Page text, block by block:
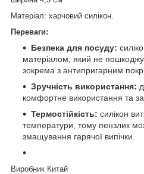
Матеріал: харчовий силікон.
Переваги:
Безпека для посуду:
матеріалом, який не
зокрема з антипригарним
Зручність використання:
комфортне використання та
Термостійкість: силікон
температури, тому пензлик
змащування гарячої випічки.
Виробник Китай